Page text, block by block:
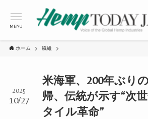
MENU
ホーム 繊維
米海軍、200年ぶり
帰、伝統が示す“次
タイル革命”
2025
10/27